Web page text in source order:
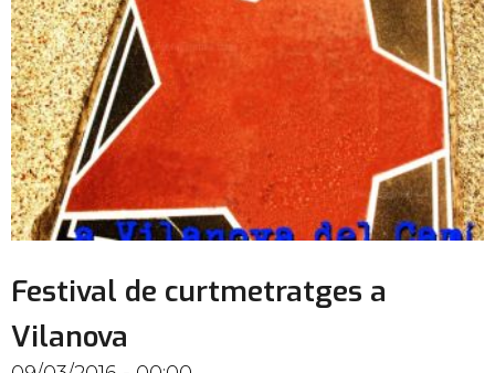
Festival de curtmetratges a
Vilanova